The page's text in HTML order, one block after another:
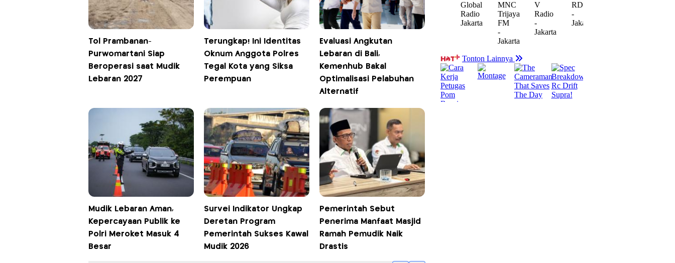
Tol Prambanan-
Purwomartani Siap
Beroperasi saat Mudik
Lebaran 2027
Terungkap! Ini Identitas
Oknum Anggota Polres
Tegal Kota yang Siksa
Perempuan
Evaluasi Angkutan
Lebaran di Bali,
Kemenhub Bakal
Optimalisasi Pelabuhan
Alternatif
Mudik Lebaran Aman,
Kepercayaan Publik ke
Polri Meroket Masuk 4
Besar
Survei Indikator Ungkap
Deretan Program
Pemerintah Sukses Kawal
Mudik 2026
Pemerintah Sebut
Penerima Manfaat Masjid
Ramah Pemudik Naik
Drastis